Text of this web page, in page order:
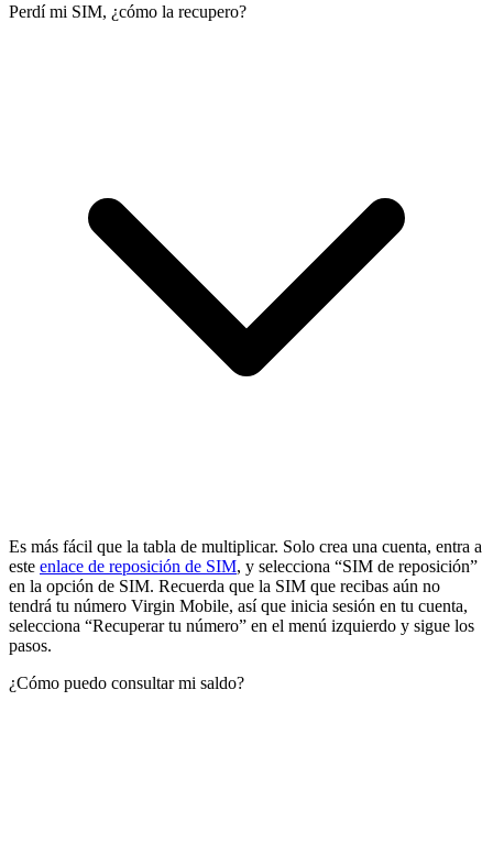
Perdí mi SIM, ¿cómo la recupero?
Es más fácil que la tabla de multiplicar. Solo crea una cuenta, entra a
este enlace de reposición de SIM, y selecciona “SIM de reposición”
en la opción de SIM. Recuerda que la SIM que recibas aún no
tendrá tu número Virgin Mobile, así que inicia sesión en tu cuenta,
selecciona “Recuperar tu número” en el menú izquierdo y sigue los
pasos.
¿Cómo puedo consultar mi saldo?